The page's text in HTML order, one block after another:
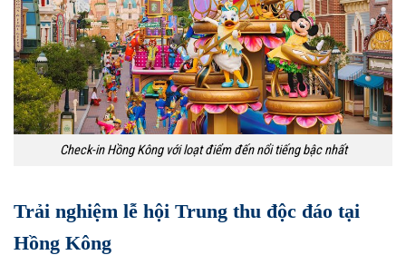
Check-in Hồng Kông với loạt điểm đến nổi tiếng bậc nhất
Trải nghiệm lễ hội Trung thu độc đáo tại
Hồng Kông